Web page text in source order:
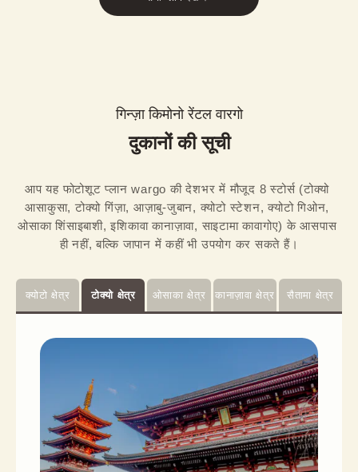
गिन्ज़ा किमोनो रेंटल वारगो
दुकानों की सूची
आप यह फोटोशूट प्लान wargo की देशभर में मौजूद 8 स्टोर्स (टोक्यो
आसाकुसा, टोक्यो गिंज़ा, आज़ाबु-जुबान, क्योटो स्टेशन, क्योटो गिओन,
ओसाका शिंसाइबाशी, इशिकावा कानाज़ावा, साइटामा कावागोए) के आसपास
ही नहीं, बल्कि जापान में कहीं भी उपयोग कर सकते हैं।
क्योटो क्षेत्र टोक्यो क्षेत्र ओसाका क्षेत्र कानाज़ावा क्षेत्र सैतामा क्षेत्र